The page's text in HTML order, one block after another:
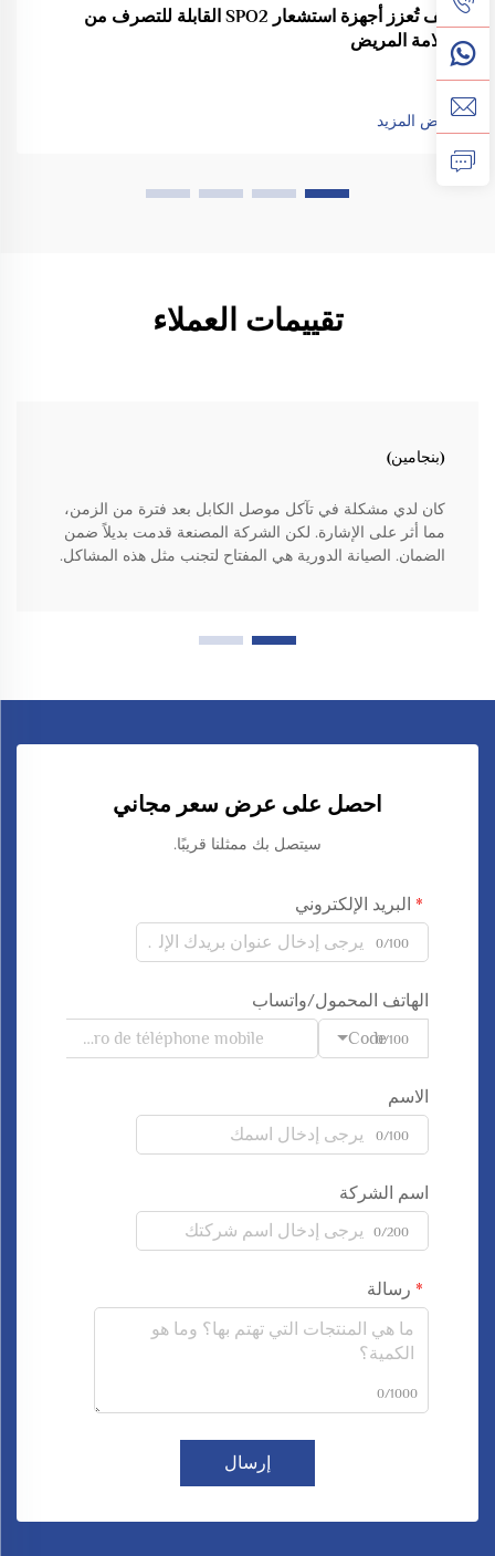
كيف تُعزز أجهزة استشعار SPO2 القابلة للتصرف من
سلامة المريض
عرض المزيد
تقييمات العملاء
(بنجامين)
كان لدي مشكلة في تآكل موصل الكابل بعد فترة من الزمن،
مما أثر على الإشارة. لكن الشركة المصنعة قدمت بديلاً ضمن
الضمان. الصيانة الدورية هي المفتاح لتجنب مثل هذه المشاكل.
احصل على عرض سعر مجاني
سيتصل بك ممثلنا قريبًا.
البريد الإلكتروني
0/100
الهاتف المحمول/واتساب
Code0/100
الاسم
0/100
اسم الشركة
0/200
رسالة
0/1000
إرسال